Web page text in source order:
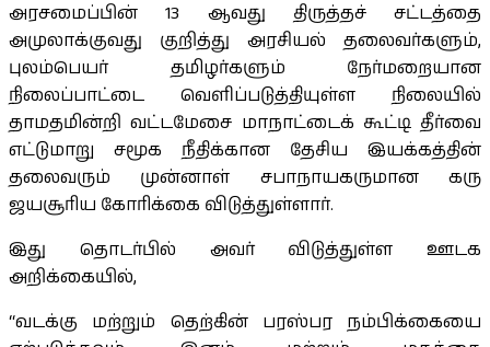
அரசமைப்பின் 13 ஆவது திருத்தச் சட்டத்தை
அமுலாக்குவது குறித்து அரசியல் தலைவர்களும்,
புலம்பெயர் தமிழர்களும் நேர்மறையான
நிலைப்பாட்டை வெளிப்படுத்தியுள்ள நிலையில்
தாமதமின்றி வட்டமேசை மாநாட்டைக் கூட்டி தீர்வை
எட்டுமாறு சமூக நீதிக்கான தேசிய இயக்கத்தின்
தலைவரும் முன்னாள் சபாநாயகருமான கரு
ஜயசூரிய கோரிக்கை விடுத்துள்ளார்.
இது தொடர்பில் அவர் விடுத்துள்ள ஊடக
அறிக்கையில்,
“வடக்கு மற்றும் தெற்கின் பரஸ்பர நம்பிக்கையை